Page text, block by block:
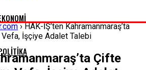
›HAK-İŞ’ten Kahramanmaraş’ta
İşçiye Adalet Talebi
Çifte